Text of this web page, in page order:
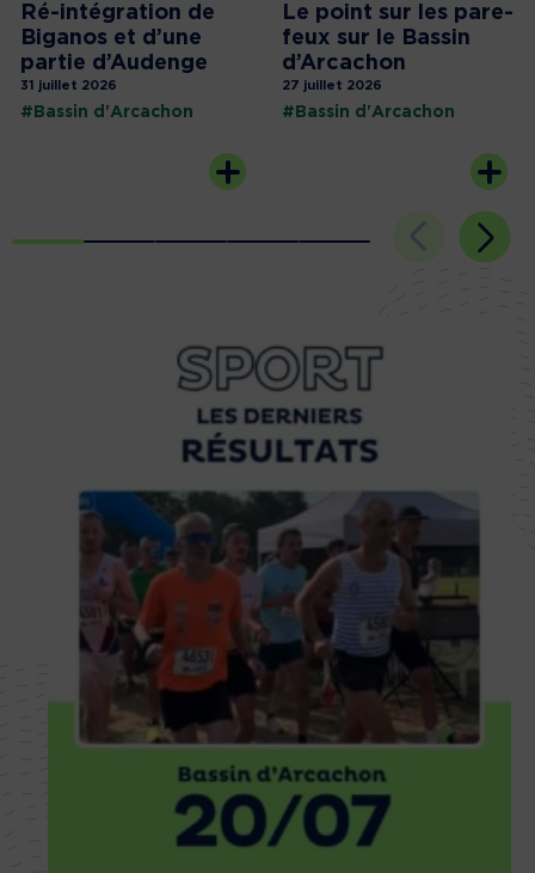
Ré-intégration de
Biganos et d’une
partie d’Audenge
31 juillet 2026
#Bassin d'Arcachon
Le point sur les pare-
feux sur le Bassin
d’Arcachon
27 juillet 2026
#Bassin d'Arcachon